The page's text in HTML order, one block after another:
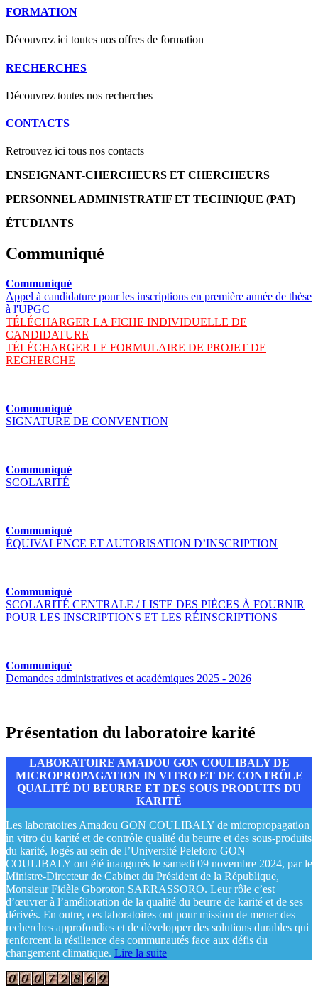
FORMATION
Découvrez ici toutes nos offres de formation
RECHERCHES
Découvrez toutes nos recherches
CONTACTS
Retrouvez ici tous nos contacts
ENSEIGNANT-CHERCHEURS ET CHERCHEURS
PERSONNEL ADMINISTRATIF ET TECHNIQUE (PAT)
ÉTUDIANTS
Communiqué
Communiqué
Appel à candidature pour les inscriptions en première année de thèse
à l'UPGC
TÉLÉCHARGER LA FICHE INDIVIDUELLE DE
CANDIDATURE
TÉLÉCHARGER LE FORMULAIRE DE PROJET DE
RECHERCHE
Communiqué
SIGNATURE DE CONVENTION
Communiqué
SCOLARITÉ
Communiqué
ÉQUIVALENCE ET AUTORISATION D’INSCRIPTION
Communiqué
SCOLARITÉ CENTRALE / LISTE DES PIÈCES À FOURNIR
POUR LES INSCRIPTIONS ET LES RÉINSCRIPTIONS
Communiqué
Demandes administratives et académiques 2025 - 2026
Présentation du laboratoire karité
LABORATOIRE AMADOU GON COULIBALY DE
MICROPROPAGATION IN VITRO ET DE CONTRÔLE
QUALITÉ DU BEURRE ET DES SOUS PRODUITS DU
KARITÉ
Les laboratoires Amadou GON COULIBALY de micropropagation
in vitro du karité et de contrôle qualité du beurre et des sous-produits
du karité, logés au sein de l’Université Peleforo GON
COULIBALY ont été inaugurés le samedi 09 novembre 2024, par le
Ministre-Directeur de Cabinet du Président de la République,
Monsieur Fidèle Gboroton SARRASSORO. Leur rôle c’est
d’œuvrer à l’amélioration de la qualité du beurre de karité et de ses
dérivés. En outre, ces laboratoires ont pour mission de mener des
recherches approfondies et de développer des solutions durables qui
renforcent la résilience des communautés face aux défis du
changement climatique. Lire la suite